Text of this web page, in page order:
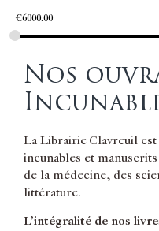
€6000.00
Nos
La Librairie Clavreuil
incunables et
de la médecine, des
littérature.
L’intégralité de nos